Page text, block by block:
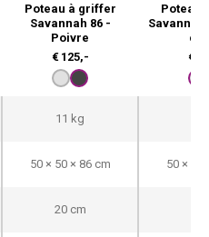
Poteau à griffer
Savannah 86 -
Poivre
€ 125,-
Poteau
Savannah
€
11 kg
50 × 50 × 86 cm 50 × 50
20 cm